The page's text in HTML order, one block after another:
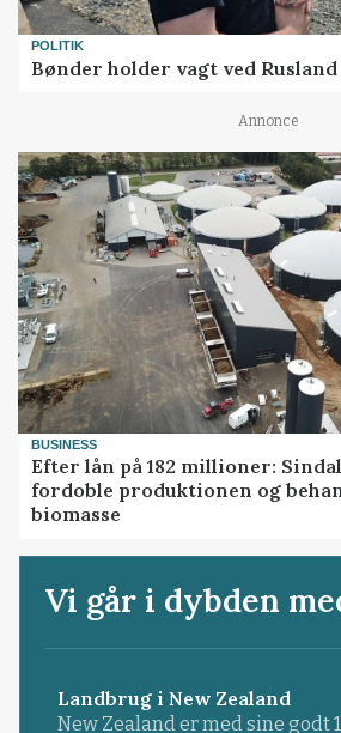
POLITIK
Bønder holder vagt ved Rusland
Annonce
BUSINESS
Efter lån på 182 millioner:
fordoble produktionen og
biomasse
Vi går i dybden
Landbrug i New Zealand
New Zealand er med sine godt